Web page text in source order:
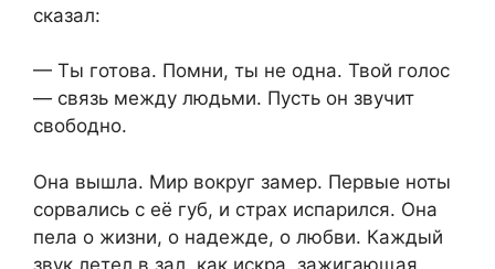
сказал:
— Ты готова. Помни, ты не одна. Твой голос
— связь между людьми. Пусть он звучит
свободно.
Она вышла. Мир вокруг замер. Первые ноты
сорвались с её губ, и страх испарился. Она
пела о жизни, о надежде, о любви. Каждый
звук летел в зал, как искра, зажигающая